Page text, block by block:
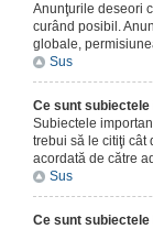
Anunţurile deseori
curând posibil.
globale,
Sus
Ce sunt
Subiectele
trebui să le citiţi cât
acordată de către
Sus
Ce sunt